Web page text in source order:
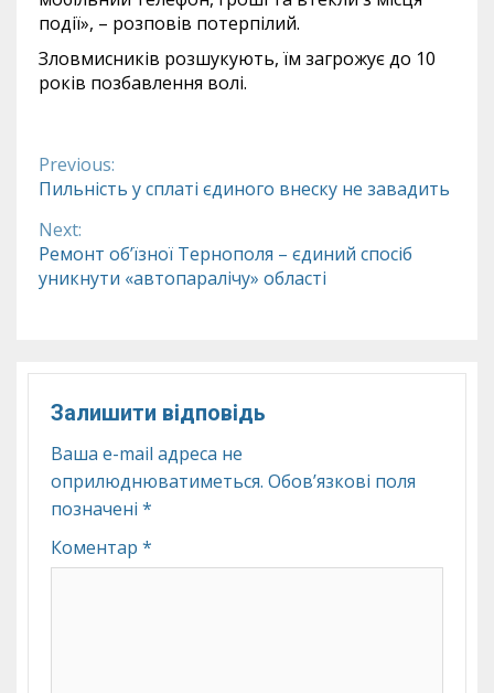
події», – розповів потерпілий.
Зловмисників розшукують, їм загрожує до 10
років позбавлення волі.
Continue
Reading
Previous:
Пильність у сплаті єдиного внеску не завадить
Next:
Ремонт об’їзної Тернополя – єдиний спосіб
уникнути «автопаралічу» області
Залишити відповідь
Ваша e-mail адреса не
оприлюднюватиметься. Обов’язкові поля
позначені *
Коментар *